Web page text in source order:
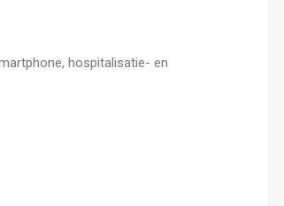
hospitalisatie- en